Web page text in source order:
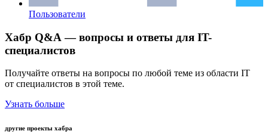
Пользователи
Хабр Q&A — вопросы и ответы для IT-
специалистов
Получайте ответы на вопросы по любой теме из области IT
от специалистов в этой теме.
Узнать больше
другие проекты хабра